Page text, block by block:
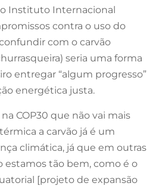
Instituto Internacional
contra o uso do
com o carvão
seria uma forma
entregar “algum progresso”
energética justa.
COP30 que não vai mais
a carvão já é um
climática, já que em outras
estamos tão bem, como é o
[projeto de expansão